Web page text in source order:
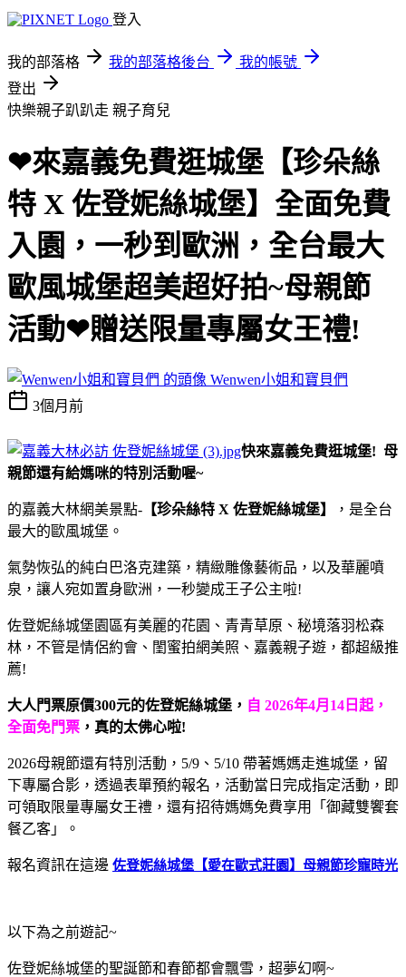
登入
我的部落格 我的部落格後台
我的帳號
登出
快樂親子趴趴走 親子育兒
❤來嘉義免費逛城堡【珍朵絲
特 X 佐登妮絲城堡】全面免費
入園，一秒到歐洲，全台最大
歐風城堡超美超好拍~母親節
活動❤贈送限量專屬女王禮!
Wenwen小姐和寶貝們
3個月前
快來嘉義免費逛城堡! 母
親節還有給媽咪的特別活動喔~
的嘉義大林網美景點- 【珍朵絲特 X 佐登妮絲城堡】
，是全台
最大的歐風城堡。
氣勢恢弘的純白巴洛克建築，精緻雕像藝術品，以及華麗噴
泉，讓人宛如置身歐洲，一秒變成王子公主啦!
佐登妮絲城堡園區有美麗的花園、青青草原、秘境落羽松森
林，不管是情侶約會、閨蜜拍網美照、嘉義親子遊，都超級推
薦!
大人門票原價300元的佐登妮絲城堡， 自 2026年4月14日起，
全面免門票 ，真的太佛心啦!
2026母親節還有特別活動，5/9、5/10 帶著媽媽走進城堡，留
下專屬合影，透過表單預約報名，活動當日完成指定活動，即
可領取限量專屬女王禮，還有招待媽媽免費享用「御藏雙饗套
餐乙客」。
報名資訊在這邊 佐登妮絲城堡【愛在歐式莊園】母親節珍寵時光
以下為之前遊記~
佐登妮絲城堡的聖誕節和春節都會飄雪，超夢幻啊~